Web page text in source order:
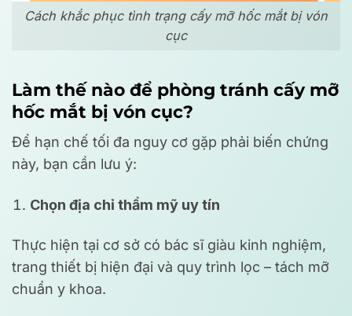
Cách khắc phục tình trạng cấy mỡ hốc mắt bị vón
cục
Làm thế nào để phòng tránh cấy mỡ
hốc mắt bị vón cục?
Để hạn chế tối đa nguy cơ gặp phải biến chứng
này, bạn cần lưu ý:
Chọn địa chỉ thẩm mỹ uy tín
Thực hiện tại cơ sở có bác sĩ giàu kinh nghiệm,
trang thiết bị hiện đại và quy trình lọc – tách mỡ
chuẩn y khoa.